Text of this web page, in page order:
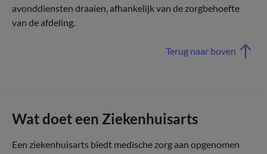
avonddiensten draaien, afhankelijk van de zorgbehoefte
van de afdeling.
Terug naar boven
Wat doet een Ziekenhuisarts
Een ziekenhuisarts biedt medische zorg aan opgenomen